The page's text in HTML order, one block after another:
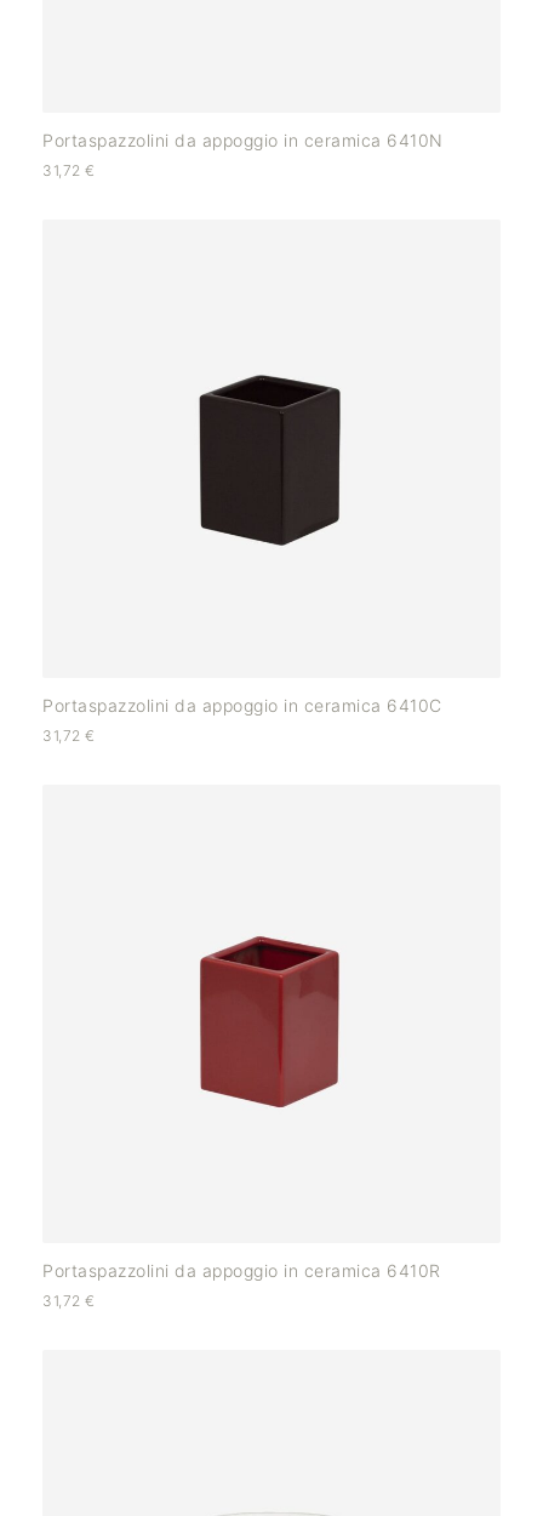
Portaspazzolini da appoggio in ceramica 6410N
31,72 €
Portaspazzolini da appoggio in ceramica 6410C
31,72 €
Portaspazzolini da appoggio in ceramica 6410R
31,72 €